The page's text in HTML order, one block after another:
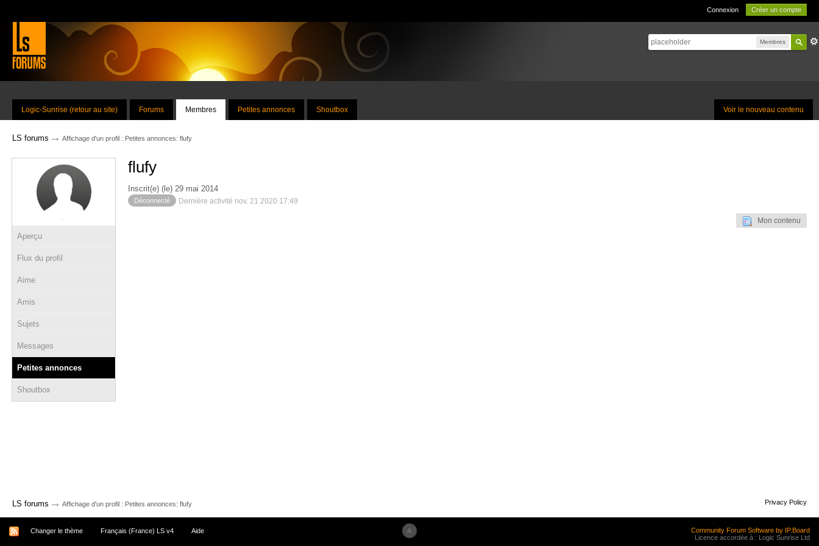
Connexion Créer un compte
Membres
Voir le nouveau contenu
Logic-Sunrise (retour au site) Forums Membres Petites annonces Shoutbox
LS forums → Affichage d'un profil : Petites annonces: flufy
Aperçu
Flux du profil
Aime
Amis
Sujets
Messages
Petites annonces
Shoutbox
flufy
Inscrit(e) (le) 29 mai 2014
Déconnecté Dernière activité nov. 21 2020 17:49
Mon contenu
LS forums → Affichage d'un profil : Petites annonces: flufy Privacy Policy
Changer le thème Français (France) LS v4 Aide
Community Forum Software by IP.Board
Licence accordée à : Logic Sunrise Ltd